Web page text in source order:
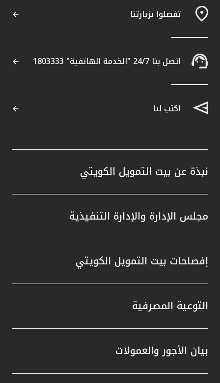
تفضلوا بزيارتنا
اتصل بنا 24/7 "الخدمة الهاتفية" 1803333
اكتب لنا
نبذة عن بيت التمويل الكويتي
مجلس الإدارة والإدارة التنفيذية
إفصاحات بيت التمويل الكويتي
التوعية المصرفية
بيان الأجور والعمولات